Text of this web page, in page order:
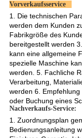
Vorverkaufsservice
1. Die technischen
werden dem Kunden
Fabrikgröße des
bereitgestellt werden
kann eine allgemeine
spezielle Maschine
werden. 5. Fachliche
Verarbeitung,
werden 6.
oder Buchung eines
Nachverkaufs-Service:
1. Zuordnungsplan
Bedienungsanleitung